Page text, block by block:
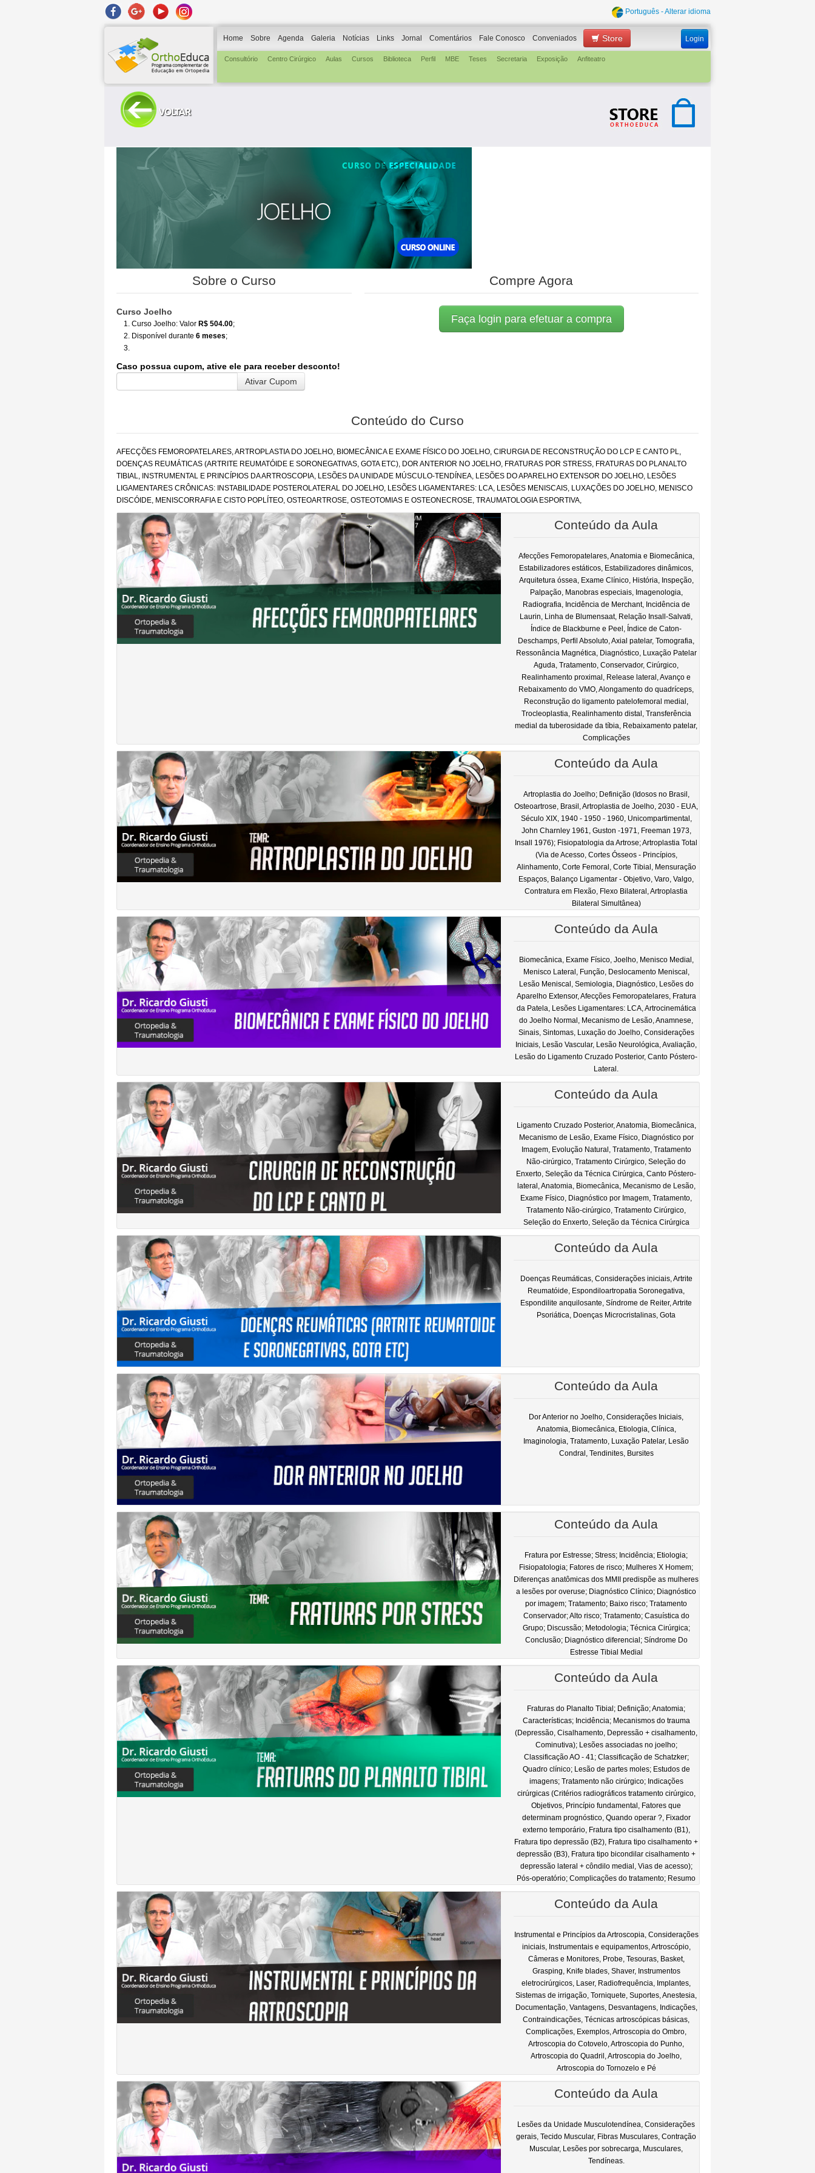
Português - Alterar idioma
Home Sobre Agenda Galeria Notícias Links Jornal Comentários Fale Conosco Conveniados Login
Store
Consultório Centro Cirúrgico Aulas Cursos Biblioteca Perfil MBE Teses Secretaria Exposição Anfiteatro
Sobre o Curso
Curso Joelho
Curso Joelho: Valor R$ 504.00;
Disponível durante 6 meses;
Caso possua cupom, ative ele para receber desconto!
Compre Agora
Faça login para efetuar a compra
Conteúdo do Curso
AFECÇÕES FEMOROPATELARES, ARTROPLASTIA DO JOELHO, BIOMECÂNICA E EXAME FÍSICO DO JOELHO, CIRURGIA DE RECONSTRUÇÃO DO LCP E CANTO PL,
DOENÇAS REUMÁTICAS (ARTRITE REUMATÓIDE E SORONEGATIVAS, GOTA ETC), DOR ANTERIOR NO JOELHO, FRATURAS POR STRESS, FRATURAS DO PLANALTO
TIBIAL, INSTRUMENTAL E PRINCÍPIOS DA ARTROSCOPIA, LESÕES DA UNIDADE MÚSCULO-TENDÍNEA, LESÕES DO APARELHO EXTENSOR DO JOELHO, LESÕES
LIGAMENTARES CRÔNICAS: INSTABILIDADE POSTEROLATERAL DO JOELHO, LESÕES LIGAMENTARES: LCA, LESÕES MENISCAIS, LUXAÇÕES DO JOELHO, MENISCO
DISCÓIDE, MENISCORRAFIA E CISTO POPLÍTEO, OSTEOARTROSE, OSTEOTOMIAS E OSTEONECROSE, TRAUMATOLOGIA ESPORTIVA,
Conteúdo da Aula
Afecções Femoropatelares, Anatomia e Biomecânica,
Estabilizadores estáticos, Estabilizadores dinâmicos,
Arquitetura óssea, Exame Clínico, História, Inspeção,
Palpação, Manobras especiais, Imagenologia,
Radiografia, Incidência de Merchant, Incidência de
Laurin, Linha de Blumensaat, Relação Insall-Salvati,
Índice de Blackburne e Peel, Índice de Caton-
Deschamps, Perfil Absoluto, Axial patelar, Tomografia,
Ressonância Magnética, Diagnóstico, Luxação Patelar
Aguda, Tratamento, Conservador, Cirúrgico,
Realinhamento proximal, Release lateral, Avanço e
Rebaixamento do VMO, Alongamento do quadríceps,
Reconstrução do ligamento patelofemoral medial,
Trocleoplastia, Realinhamento distal, Transferência
medial da tuberosidade da tíbia, Rebaixamento patelar,
Complicações
Conteúdo da Aula
Artroplastia do Joelho; Definição (Idosos no Brasil,
Osteoartrose, Brasil, Artroplastia de Joelho, 2030 - EUA,
Século XIX, 1940 - 1950 - 1960, Unicompartimental,
John Charnley 1961, Guston -1971, Freeman 1973,
Insall 1976); Fisiopatologia da Artrose; Artroplastia Total
(Via de Acesso, Cortes Ósseos - Princípios,
Alinhamento, Corte Femoral, Corte Tibial, Mensuração
Espaços, Balanço Ligamentar - Objetivo, Varo, Valgo,
Contratura em Flexão, Flexo Bilateral, Artroplastia
Bilateral Simultânea)
Conteúdo da Aula
Biomecânica, Exame Físico, Joelho, Menisco Medial,
Menisco Lateral, Função, Deslocamento Meniscal,
Lesão Meniscal, Semiologia, Diagnóstico, Lesões do
Aparelho Extensor, Afecções Femoropatelares, Fratura
da Patela, Lesões Ligamentares: LCA, Artrocinemática
do Joelho Normal, Mecanismo de Lesão, Anamnese,
Sinais, Sintomas, Luxação do Joelho, Considerações
Iniciais, Lesão Vascular, Lesão Neurológica, Avaliação,
Lesão do Ligamento Cruzado Posterior, Canto Póstero-
Lateral.
Conteúdo da Aula
Ligamento Cruzado Posterior, Anatomia, Biomecânica,
Mecanismo de Lesão, Exame Físico, Diagnóstico por
Imagem, Evolução Natural, Tratamento, Tratamento
Não-cirúrgico, Tratamento Cirúrgico, Seleção do
Enxerto, Seleção da Técnica Cirúrgica, Canto Póstero-
lateral, Anatomia, Biomecânica, Mecanismo de Lesão,
Exame Físico, Diagnóstico por Imagem, Tratamento,
Tratamento Não-cirúrgico, Tratamento Cirúrgico,
Seleção do Enxerto, Seleção da Técnica Cirúrgica
Conteúdo da Aula
Doenças Reumáticas, Considerações iniciais, Artrite
Reumatóide, Espondiloartropatia Soronegativa,
Espondilite anquilosante, Síndrome de Reiter, Artrite
Psoriática, Doenças Microcristalinas, Gota
Conteúdo da Aula
Dor Anterior no Joelho, Considerações Iniciais,
Anatomia, Biomecânica, Etiologia, Clínica,
Imaginologia, Tratamento, Luxação Patelar, Lesão
Condral, Tendinites, Bursites
Conteúdo da Aula
Fratura por Estresse; Stress; Incidência; Etiologia;
Fisiopatologia; Fatores de risco; Mulheres X Homem;
Diferenças anatômicas dos MMII predispõe as mulheres
a lesões por overuse; Diagnóstico Clínico; Diagnóstico
por imagem; Tratamento; Baixo risco; Tratamento
Conservador; Alto risco; Tratamento; Casuística do
Grupo; Discussão; Metodologia; Técnica Cirúrgica;
Conclusão; Diagnóstico diferencial; Síndrome Do
Estresse Tibial Medial
Conteúdo da Aula
Fraturas do Planalto Tibial; Definição; Anatomia;
Características; Incidência; Mecanismos do trauma
(Depressão, Cisalhamento, Depressão + cisalhamento,
Cominutiva); Lesões associadas no joelho;
Classificação AO - 41; Classificação de Schatzker;
Quadro clínico; Lesão de partes moles; Estudos de
imagens; Tratamento não cirúrgico; Indicações
cirúrgicas (Critérios radiográficos tratamento cirúrgico,
Objetivos, Princípio fundamental, Fatores que
determinam prognóstico, Quando operar ?, Fixador
externo temporário, Fratura tipo cisalhamento (B1),
Fratura tipo depressão (B2), Fratura tipo cisalhamento +
depressão (B3), Fratura tipo bicondilar cisalhamento +
depressão lateral + côndilo medial, Vias de acesso);
Pós-operatório; Complicações do tratamento; Resumo
Conteúdo da Aula
Instrumental e Princípios da Artroscopia, Considerações
iniciais, Instrumentais e equipamentos, Artroscópio,
Câmeras e Monitores, Probe, Tesouras, Basket,
Grasping, Knife blades, Shaver, Instrumentos
eletrocirúrgicos, Laser, Radiofrequência, Implantes,
Sistemas de irrigação, Torniquete, Suportes, Anestesia,
Documentação, Vantagens, Desvantagens, Indicações,
Contraindicações, Técnicas artroscópicas básicas,
Complicações, Exemplos, Artroscopia do Ombro,
Artroscopia do Cotovelo, Artroscopia do Punho,
Artroscopia do Quadril, Artroscopia do Joelho,
Artroscopia do Tornozelo e Pé
Conteúdo da Aula
Lesões da Unidade Musculotendínea, Considerações
gerais, Tecido Muscular, Fibras Musculares, Contração
Muscular, Lesões por sobrecarga, Musculares,
Tendíneas.